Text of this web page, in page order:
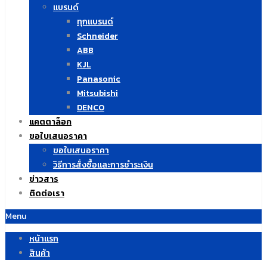
แบรนด์
ทุกแบรนด์
Schneider
ABB
KJL
Panasonic
Mitsubishi
DENCO
แคตตาล็อก
ขอใบเสนอราคา
ขอใบเสนอราคา
วิธีการสั่งซื้อและการชำระเงิน
ข่าวสาร
ติดต่อเรา
Menu
หน้าแรก
สินค้า